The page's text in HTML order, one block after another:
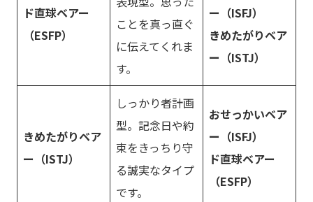
ド直球ベアー
（ESFP）
ことを真っ直ぐ
に伝えてくれま
す。
ー（ISFJ）
きめたがりベア
ー（ISTJ）
きめたがりベア
ー（ISTJ）
しっかり者計画
型。記念日や約
束をきっちり守
る誠実なタイプ
です。
おせっかいベア
ー（ISFJ）
ド直球ベアー
（ESFP）